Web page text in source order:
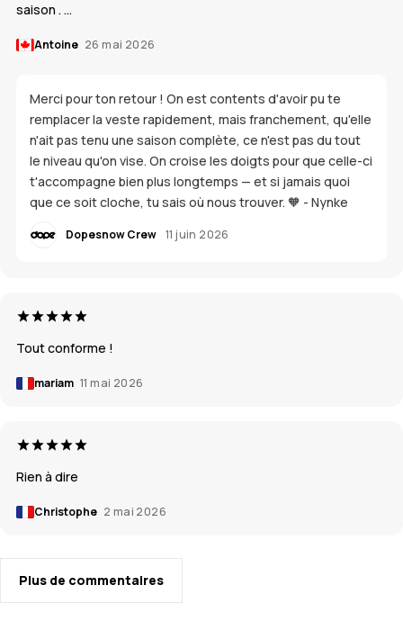
saison . …
Antoine 26 mai 2026
Merci pour ton retour ! On est contents d'avoir pu te
remplacer la veste rapidement, mais franchement, qu'elle
n'ait pas tenu une saison complète, ce n'est pas du tout
le niveau qu'on vise. On croise les doigts pour que celle-ci
t'accompagne bien plus longtemps — et si jamais quoi
que ce soit cloche, tu sais où nous trouver. 🧡 - Nynke
Dopesnow Crew 11 juin 2026
Tout conforme !
mariam 11 mai 2026
Rien à dire
Christophe 2 mai 2026
Plus de commentaires